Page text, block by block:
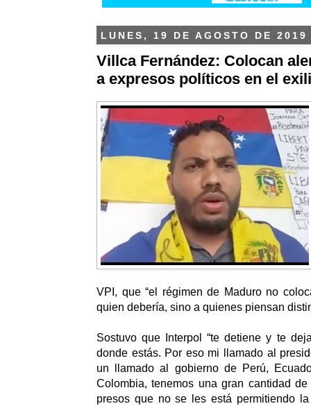
LUNES, 19 DE AGOSTO DE 2019
Villca Fernández: Colocan
a expresos políticos en el
VPI, que “el régimen de Maduro no
quien debería, sino a quienes piensan
Sostuvo que Interpol “te detiene y te
donde estás. Por eso mi llamado al
un llamado al gobierno de Perú,
Colombia, tenemos una gran cantidad
presos que no se les está permitiendo